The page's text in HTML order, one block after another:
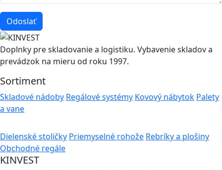
Odoslať
Doplnky pre skladovanie a logistiku. Vybavenie skladov a
prevádzok na mieru od roku 1997.
Sortiment
Skladové nádoby Regálové systémy Kovový nábytok Palety
a vane
Dielenské stoličky Priemyselné rohože Rebríky a plošiny
Obchodné regále
KINVEST